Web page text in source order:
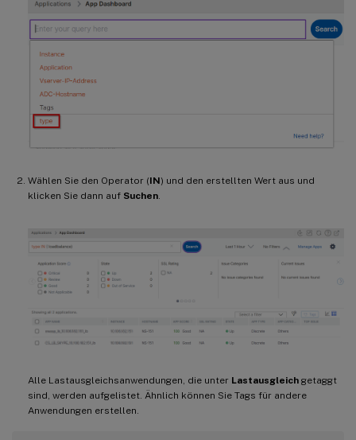
Wählen Sie den Operator (IN) und den erstellten Wert aus und
klicken Sie dann auf Suchen.
Alle Lastausgleichsanwendungen, die unter Lastausgleich getaggt
sind, werden aufgelistet. Ähnlich können Sie Tags für andere
Anwendungen erstellen.